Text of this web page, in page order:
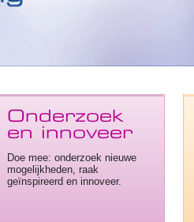
Onderzoek
en innoveer
Doe mee: onderzoek nieuwe
mogelijkheden, raak
geïnspireerd en innoveer.